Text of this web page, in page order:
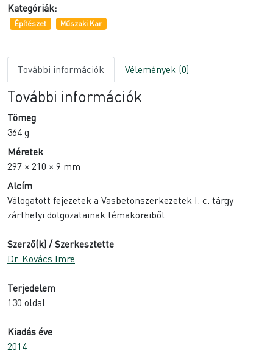
Kategóriák:
Építészet Műszaki Kar
További információk Vélemények (0)
További információk
Tömeg
364 g
Méretek
297 × 210 × 9 mm
Alcím
Válogatott fejezetek a Vasbetonszerkezetek I. c. tárgy
zárthelyi dolgozatainak témaköreiből
Szerző(k) / Szerkesztette
Dr. Kovács Imre
Terjedelem
130 oldal
Kiadás éve
2014